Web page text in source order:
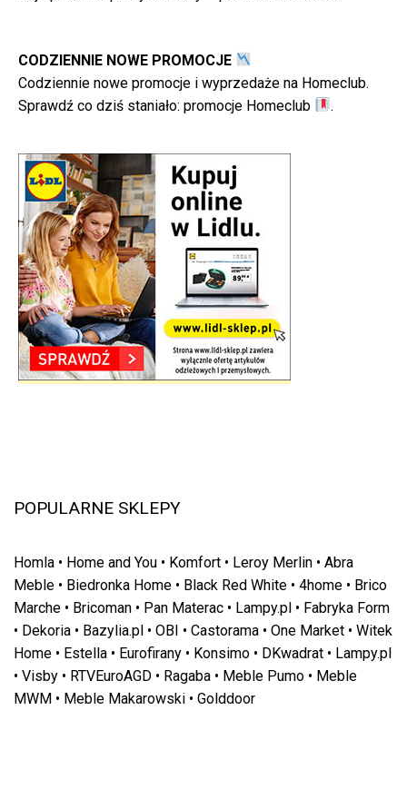
CODZIENNIE NOWE PROMOCJE
Codziennie nowe promocje i wyprzedaże na Homeclub.
Sprawdź co dziś staniało: promocje Homeclub .
POPULARNE SKLEPY
Homla • Home and You • Komfort • Leroy Merlin • Abra
Meble • Biedronka Home • Black Red White • 4home • Brico
Marche • Bricoman • Pan Materac • Lampy.pl • Fabryka Form
• Dekoria • Bazylia.pl • OBI • Castorama • One Market • Witek
Home • Estella • Eurofirany • Konsimo • DKwadrat • Lampy.pl
• Visby • RTVEuroAGD • Ragaba • Meble Pumo • Meble
MWM • Meble Makarowski • Golddoor